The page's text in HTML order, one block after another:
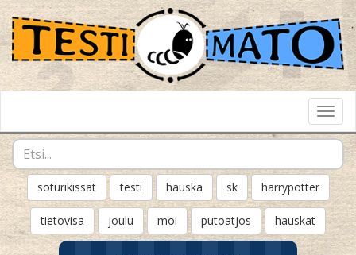
soturikissat testi hauska sk harrypotter
tietovisa joulu moi putoatjos hauskat